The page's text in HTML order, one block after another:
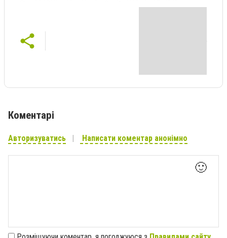
Коментарі
Авторизуватись Написати коментар анонімно
🙂